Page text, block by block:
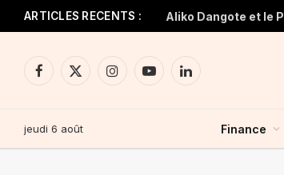
ARTICLES RECENTS :
Facebook
X
InstagramYouTubeLinkedIn
jeudi 6 août Finance